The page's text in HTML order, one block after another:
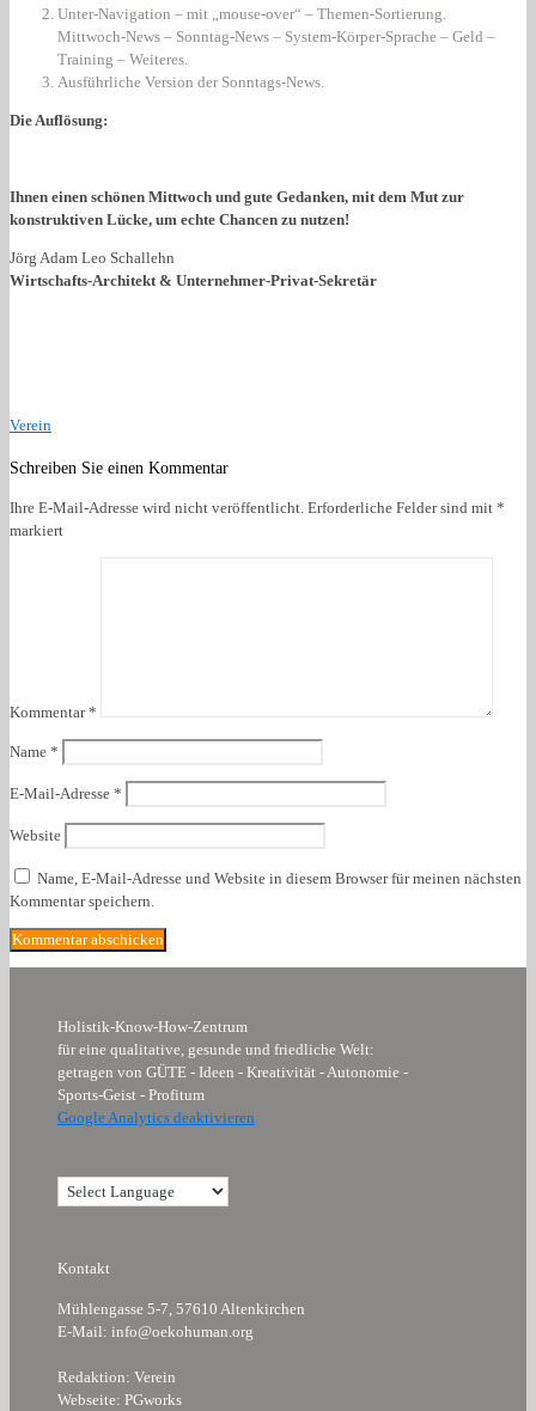
Unter-Navigation – mit „mouse-over“ – Themen-Sortierung.
Mittwoch-News – Sonntag-News – System-Körper-Sprache – Geld –
Training – Weiteres.
Ausführliche Version der Sonntags-News.
Die Auflösung:
Ihnen einen schönen Mittwoch und gute Gedanken, mit dem Mut zur
konstruktiven Lücke, um echte Chancen zu nutzen!
Jörg Adam Leo Schallehn
Wirtschafts-Architekt & Unternehmer-Privat-Sekretär
Verein
Schreiben Sie einen Kommentar
Ihre E-Mail-Adresse wird nicht veröffentlicht. Erforderliche Felder sind mit *
markiert
Kommentar*
Name *
E-Mail-Adresse *
Website
Name, E-Mail-Adresse und Website in diesem Browser für meinen nächsten
Kommentar speichern.
Holistik-Know-How-Zentrum
für eine qualitative, gesunde und friedliche Welt:
getragen von GÜTE - Ideen - Kreativität - Autonomie -
Sports-Geist - Profitum
Google Analytics deaktivieren
Kontakt
Mühlengasse 5-7, 57610 Altenkirchen
E-Mail: info@oekohuman.org
Redaktion: Verein
Webseite: PGworks